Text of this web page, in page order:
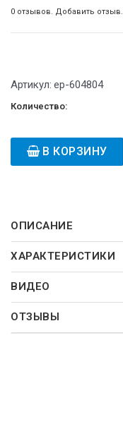
0 отзывов. Добавить отзыв.
Артикул: ep-604804
Количество:
В КОРЗИНУ
ОПИСАНИЕ
ХАРАКТЕРИСТИКИ
ВИДЕО
ОТЗЫВЫ